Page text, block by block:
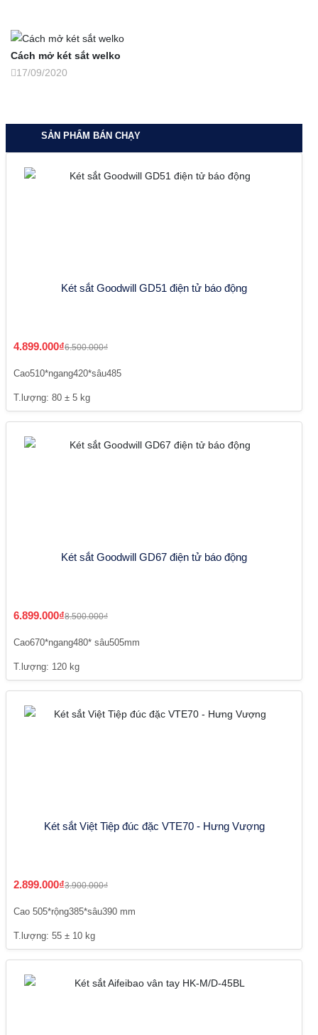
Cách mở két sắt welko
17/09/2020
SẢN PHẨM BÁN CHẠY
Két sắt Goodwill GD51 điện tử báo động
4.899.000₫6.500.000₫
Cao510*ngang420*sâu485
T.lượng: 80 ± 5 kg
Két sắt Goodwill GD67 điện tử báo động
6.899.000₫8.500.000₫
Cao670*ngang480* sâu505mm
T.lượng: 120 kg
Két sắt Việt Tiệp đúc đặc VTE70 - Hưng Vượng
2.899.000₫3.900.000₫
Cao 505*rộng385*sâu390 mm
T.lượng: 55 ± 10 kg